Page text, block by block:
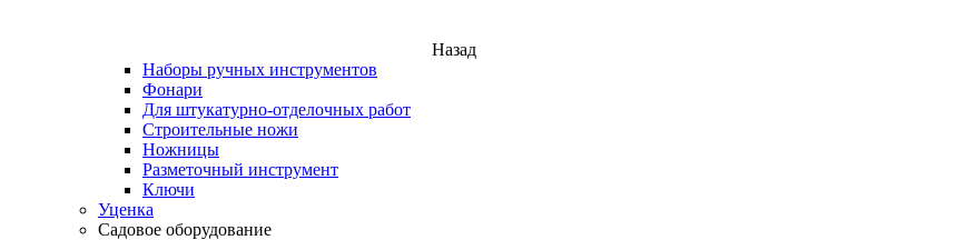
Назад
Наборы ручных инструментов
Фонари
Для штукатурно-отделочных работ
Строительные ножи
Ножницы
Разметочный инструмент
Ключи
Уценка
Садовое оборудование